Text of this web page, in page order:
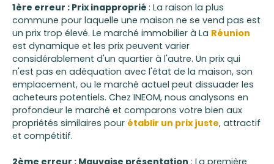
1ère erreur : Prix inapproprié : La raison la plus
commune pour laquelle une maison ne se vend pas est
un prix trop élevé. Le marché immobilier à La Réunion
est dynamique et les prix peuvent varier
considérablement d'un quartier à l'autre. Un prix qui
n'est pas en adéquation avec l'état de la maison, son
emplacement, ou le marché actuel peut dissuader les
acheteurs potentiels. Chez INEOM, nous analysons en
profondeur le marché et comparons votre bien aux
propriétés similaires pour établir un prix juste, attractif
et compétitif.
2ème erreur : Mauvaise présentation : La première